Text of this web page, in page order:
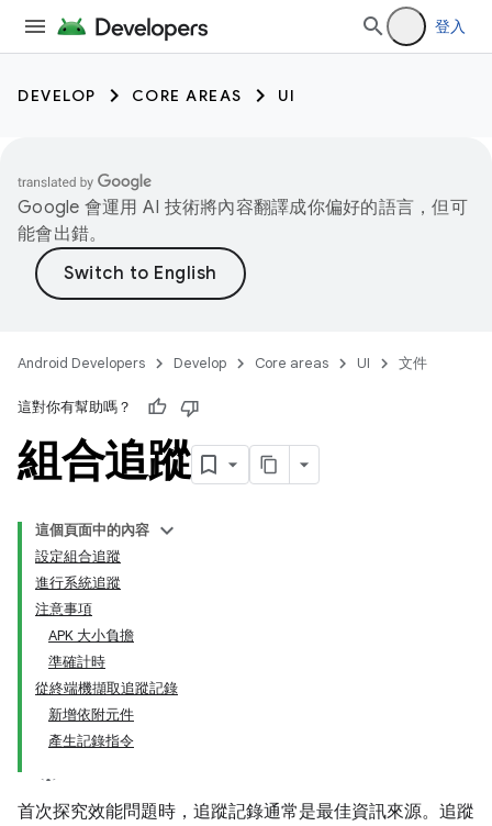
登入
DEVELOP CORE AREAS UI
Google 會運用 AI 技術將內容翻譯成你偏好的語言，但可
能會出錯。
Android Developers Develop Core areas UI 文件
這對你有幫助嗎？
組合追蹤
這個頁面中的內容
設定組合追蹤
進行系統追蹤
注意事項
APK 大小負擔
準確計時
從終端機擷取追蹤記錄
新增依附元件
產生記錄指令
首次探究效能問題時，追蹤記錄通常是最佳資訊來源。追蹤